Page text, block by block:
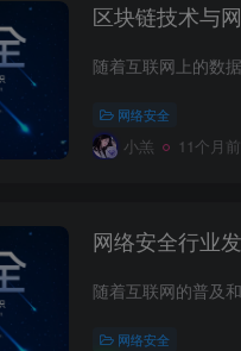
区块链技术与
网络安全
小羔 11个月前
网络安全行业
网络安全